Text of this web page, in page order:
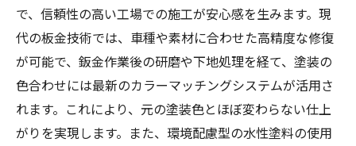
で、信頼性の高い工場での施工が安心感を生みます。現
代の板金技術では、車種や素材に合わせた高精度な修復
が可能で、鈑金作業後の研磨や下地処理を経て、塗装の
色合わせには最新のカラーマッチングシステムが活用さ
れます。これにより、元の塗装色とほぼ変わらない仕上
がりを実現します。また、環境配慮型の水性塗料の使用